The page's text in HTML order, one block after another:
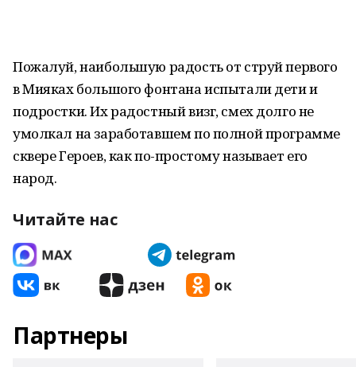
Пожалуй, наибольшую радость от струй первого
в Мияках большого фонтана испытали дети и
подростки. Их радостный визг, смех долго не
умолкал на заработавшем по полной программе
сквере Героев, как по-простому называет его
народ.
Читайте нас
Партнеры